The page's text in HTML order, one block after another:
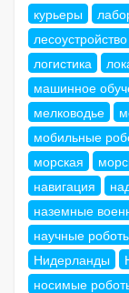
курьеры
лесоустройство
логистика
машинное
мелководье
мобильные
морская
навигация
наземные
научные
Нидерланды
носимые